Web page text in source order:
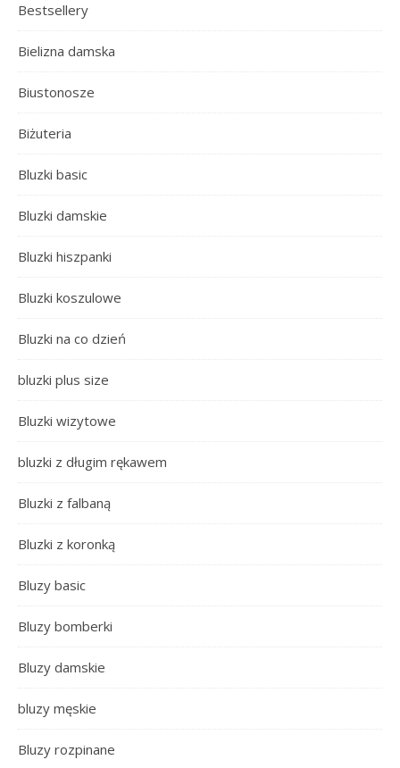
Bestsellery
Bielizna damska
Biustonosze
Biżuteria
Bluzki basic
Bluzki damskie
Bluzki hiszpanki
Bluzki koszulowe
Bluzki na co dzień
bluzki plus size
Bluzki wizytowe
bluzki z długim rękawem
Bluzki z falbaną
Bluzki z koronką
Bluzy basic
Bluzy bomberki
Bluzy damskie
bluzy męskie
Bluzy rozpinane